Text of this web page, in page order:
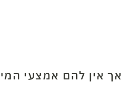
אין להם אמצעי